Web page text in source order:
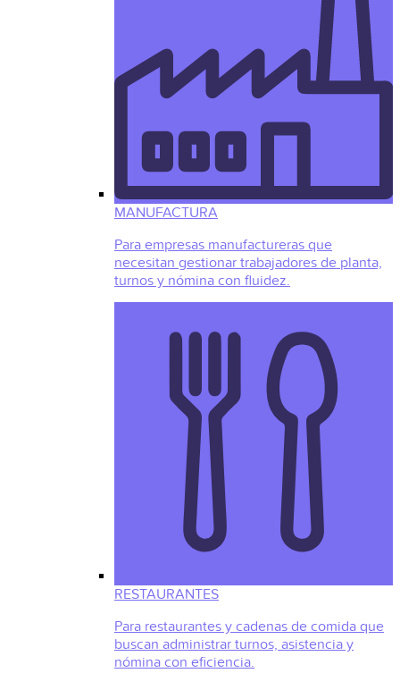
MANUFACTURA
Para empresas manufactureras que
necesitan gestionar trabajadores de planta,
turnos y nómina con fluidez.
RESTAURANTES
Para restaurantes y cadenas de comida que
buscan administrar turnos, asistencia y
nómina con eficiencia.